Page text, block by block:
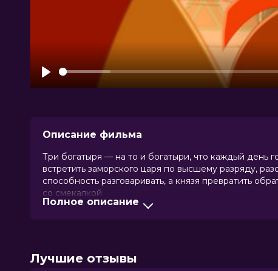
Play
Описание фильма
Три богатыря — на то и богатыри, что каждый день
встретить заморского царя по высшему разряду,
способность разговаривать, а князя превратить
со смекалкой.
Слоган
—
Полное описание
Лучшие отзывы